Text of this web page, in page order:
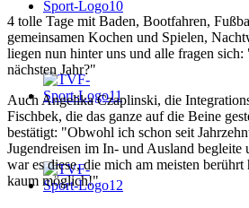
4 tolle Tage mit Baden, Bootfahren,
gemeinsamen Kochen und Spielen,
liegen nun hinter uns und alle fragen
nächsten Jahr?"
Auch Angelika Czaplinski, die
Fischbek, die das ganze auf die Beine
bestätigt: "Obwohl ich schon seit
Jugendreisen im In- und Ausland begleite
war es diese, die mich am meisten
kaum möglich!"